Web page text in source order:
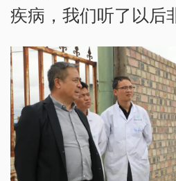
疾病，我们听了以后